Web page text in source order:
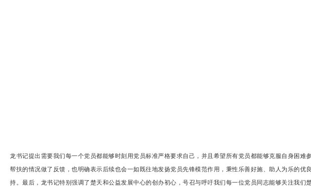
龙书记提出需要我们每一个党员都能够时刻用党员标准严格要求自己，并且希望所有党员都能够克服自身困
帮扶的情况做了反馈，也明确表示后续也会一如既往地发扬党员先锋模范作用，秉性乐善好施、助人为乐的
持。最后，龙书记特别强调了楚天和公益发展中心的创办初心，号召与呼吁我们每一位党员同志能够关注我